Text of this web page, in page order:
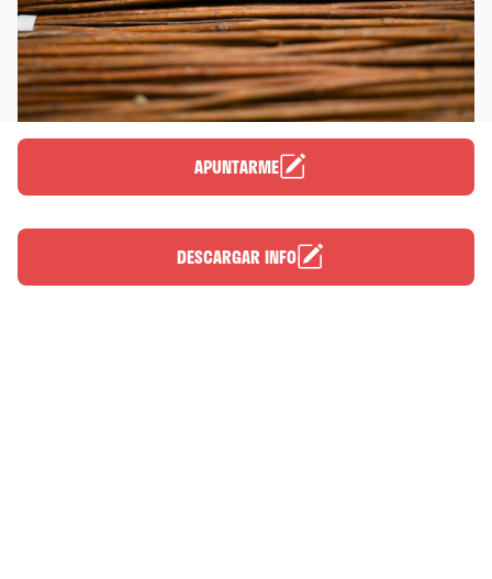
APUNTARME
DESCARGAR INFO